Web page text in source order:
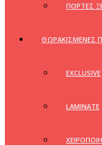
ΠΟΡΤΕΣ
ΘΩΡΑΚΙΣΜΕΝΕΣ
EXCLUSIVE
LAMINATE